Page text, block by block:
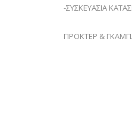
-ΣΥΣΚΕΥΑΣΙΑ
ΠΡΟΚΤΕΡ &